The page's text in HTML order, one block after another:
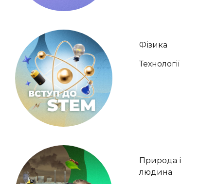
Фізика
Технології
Природа і
людина